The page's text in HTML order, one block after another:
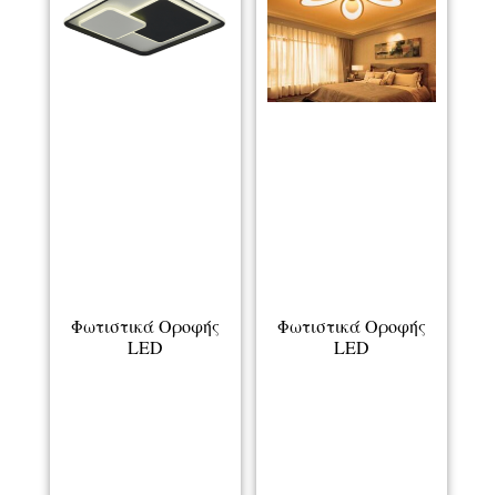
Φωτιστικά Οροφής
LED
Φωτιστικά Οροφής
LED